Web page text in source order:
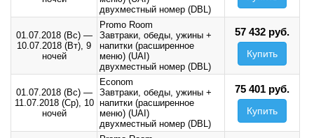
двухместный номер (DBL)
01.07.2018 (Вс)—
10.07.2018 (Вт), 9
ночей
Promo Room
Завтраки, обеды, ужины +
напитки (расширенное
меню) (UAI)
двухместный номер (DBL)
57 432 руб.
Купить
01.07.2018 (Вс)—
11.07.2018 (Ср), 10
ночей
Econom
Завтраки, обеды, ужины +
напитки (расширенное
меню) (UAI)
двухместный номер (DBL)
75 401 руб.
Купить